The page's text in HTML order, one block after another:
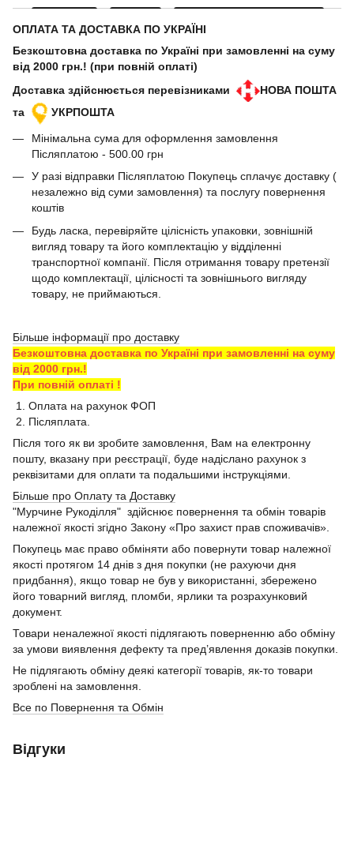
ОПЛАТА ТА ДОСТАВКА ПО УКРАЇНІ
Безкоштовна доставка по Україні при замовленні на суму
від 2000 грн.! (при повній оплаті)
Доставка здійснюється перевізниками
НОВА ПОШТА
та
УКРПОШТА
Мінімальна сума для оформлення замовлення
Післяплатою - 500.00 грн
У разі відправки Післяплатою Покупець сплачує доставку (
незалежно від суми замовлення) та послугу повернення
коштів
Будь ласка, перевіряйте цілісність упаковки, зовнішній
вигляд товару та його комплектацію у відділенні
транспортної компанії. Після отримання товару претензії
щодо комплектації, цілісності та зовнішнього вигляду
товару, не приймаються.
Більше інформації про доставку
Безкоштовна доставка по Україні при замовленні на суму
від 2000 грн.!
При повній оплаті !
1. Оплата на рахунок ФОП
2. Післяплата.
Після того як ви зробите замовлення, Вам на електронну
пошту, вказану при реєстрації, буде надіслано рахунок з
реквізитами для оплати та подальшими інструкціями.
Більше про Оплату та Доставку
"Мурчине Рукоділля" здійснює повернення та обмін товарів
належної якості згідно Закону «Про захист прав споживачів».
Покупець має право обміняти або повернути товар належної
якості протягом 14 днів з дня покупки (не рахуючи дня
придбання), якщо товар не був у використанні, збережено
його товарний вигляд, пломби, ярлики та розрахунковий
документ.
Товари неналежної якості підлягають поверненню або обміну
за умови виявлення дефекту та пред’явлення доказів покупки.
Не підлягають обміну деякі категорії товарів, як-то товари
зроблені на замовлення.
Все по Повернення та Обмін
Відгуки